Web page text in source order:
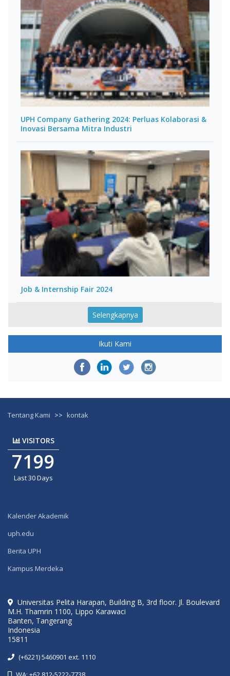
UPH Company Gathering 2024: Perluas Kolaborasi &
Inovasi Bersama Mitra Industri
Job & Internship Fair 2024
Selengkapnya
Ikuti Kami
Tentang Kami >> kontak
VISITORS
7199
Last 30 Days
Kalender Akademik
uph.edu
Berita UPH
Kampus Merdeka
Universitas Pelita Harapan, Building B, 3rd floor. Jl. Boulevard
M.H. Thamrin 1100, Lippo Karawaci
Banten, Tangerang
Indonesia
15811
(+6221) 5460901 ext. 1110